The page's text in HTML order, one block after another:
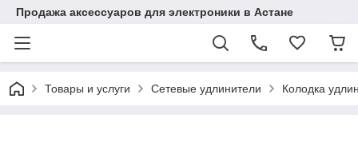
Продажа аксессуаров для электроники в Астане
Товары и услуги Сетевые удлинители Колодка